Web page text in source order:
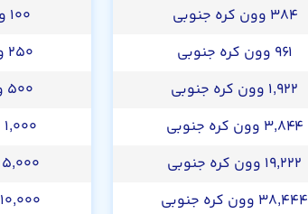
۳۸۴ وون کره جنوبی
۹۶۱ وون کره جنوبی
۱,۹۲۲ وون کره جنوبی
۳,۸۴۴ وون کره جنوبی
۱۹,۲۲۲ وون کره جنوبی
۳۸,۴۴۴ وون کره جنوبی
۱۰۰ وون کره جنوبی
۲۵۰ وون کره جنوبی
۵۰۰ وون کره جنوبی
۱,۰۰۰ وون کره جنوبی
۵,۰۰۰ وون کره جنوبی
۱۰,۰۰۰ وون کره جنوبی